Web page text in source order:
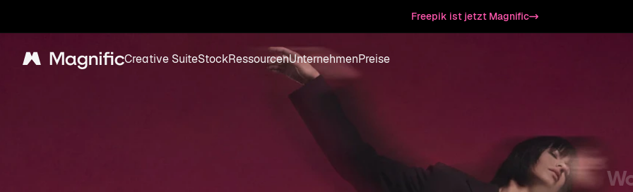
Freepik ist jetzt Magnific
Magnific Creative SuiteStockRessourcenUnternehmenPreise